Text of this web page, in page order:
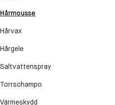
Hårmousse
Hårvax
Hårgele
Saltvattenspray
Torrschampo
Värmeskydd